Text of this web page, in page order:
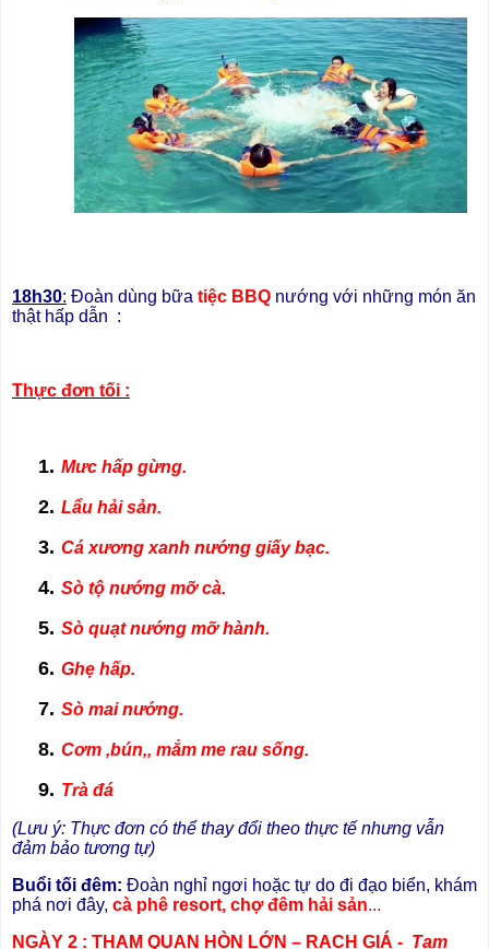
18h30: Đoàn dùng bữa tiệc BBQ nướng với những món ăn
thật hấp dẫn :
Thực đơn tối :
1. Mưc hấp gừng.
2. Lẩu hải sản.
3. Cá xương xanh nướng giấy bạc.
4. Sò tộ nướng mỡ cà.
5. Sò quạt nướng mỡ hành.
6. Ghẹ hấp.
7. Sò mai nướng.
8. Cơm ,bún,, mắm me rau sống.
9. Trà đá
(Lưu ý: Thực đơn có thể thay đổi theo thực tế nhưng vẫn
đảm bảo tương tự)
Buổi tối đêm: Đoàn nghỉ ngơi hoặc tự do đi đạo biển, khám
phá nơi đây, cà phê resort, chợ đêm hải sản...
NGÀY 2 : THAM QUAN HÒN LỚN – RẠCH GIÁ - Tạm